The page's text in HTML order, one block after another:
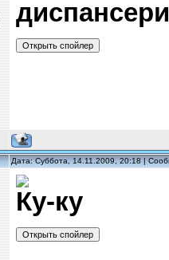
Дата: Суббота, 14.11.2009, 20:18 |
Ку-ку